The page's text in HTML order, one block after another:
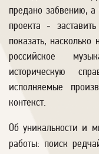
предано забвению, а
проекта -
показать,
российское
историческую
исполняемые
контекст.
Об уникальности и
работы: поиск